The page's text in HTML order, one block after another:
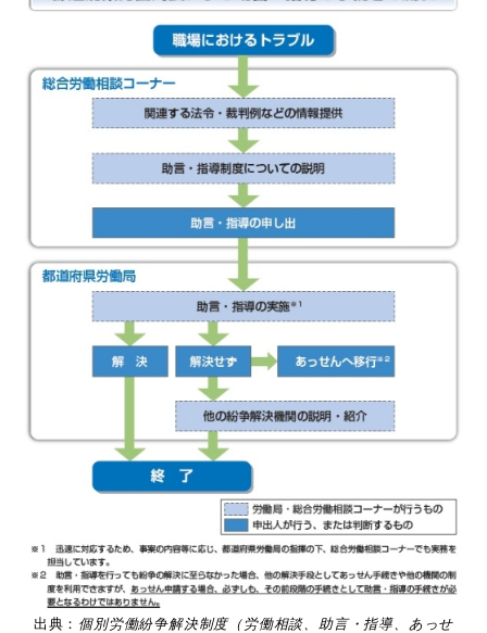
出典： 個別労働紛争解決制度（労働相談、助言・指導、あっせ